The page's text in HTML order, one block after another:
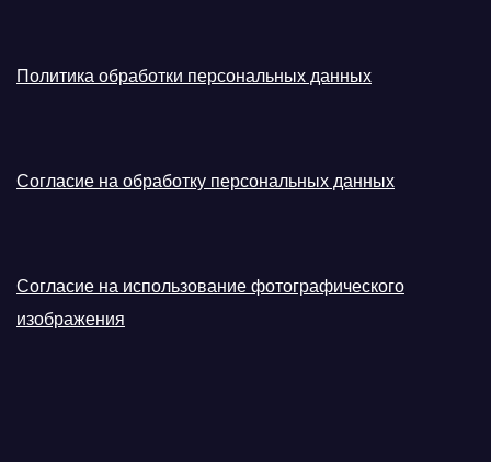
Политика обработки персональных данных
Согласие на обработку персональных данных
Согласие на использование фотографического
изображения